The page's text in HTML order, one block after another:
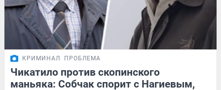
КРИМИНАЛ ПРОБЛЕМА
Чикатило против скопинского
маньяка: Собчак спорит с Нагиевым,